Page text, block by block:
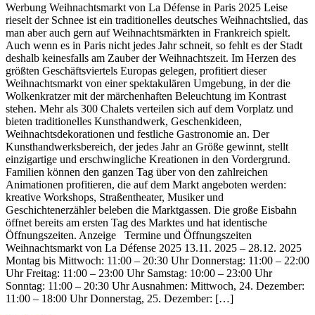
Werbung Weihnachtsmarkt von La Défense in Paris 2025 Leise
rieselt der Schnee ist ein traditionelles deutsches Weihnachtslied, das
man aber auch gern auf Weihnachtsmärkten in Frankreich spielt.
Auch wenn es in Paris nicht jedes Jahr schneit, so fehlt es der Stadt
deshalb keinesfalls am Zauber der Weihnachtszeit. Im Herzen des
größten Geschäftsviertels Europas gelegen, profitiert dieser
Weihnachtsmarkt von einer spektakulären Umgebung, in der die
Wolkenkratzer mit der märchenhaften Beleuchtung im Kontrast
stehen. Mehr als 300 Chalets verteilen sich auf dem Vorplatz und
bieten traditionelles Kunsthandwerk, Geschenkideen,
Weihnachtsdekorationen und festliche Gastronomie an. Der
Kunsthandwerksbereich, der jedes Jahr an Größe gewinnt, stellt
einzigartige und erschwingliche Kreationen in den Vordergrund.
Familien können den ganzen Tag über von den zahlreichen
Animationen profitieren, die auf dem Markt angeboten werden:
kreative Workshops, Straßentheater, Musiker und
Geschichtenerzähler beleben die Marktgassen. Die große Eisbahn
öffnet bereits am ersten Tag des Marktes und hat identische
Öffnungszeiten. Anzeige Termine und Öffnungszeiten
Weihnachtsmarkt von La Défense 2025 13.11. 2025 – 28.12. 2025
Montag bis Mittwoch: 11:00 – 20:30 Uhr Donnerstag: 11:00 – 22:00
Uhr Freitag: 11:00 – 23:00 Uhr Samstag: 10:00 – 23:00 Uhr
Sonntag: 11:00 – 20:30 Uhr Ausnahmen: Mittwoch, 24. Dezember:
11:00 – 18:00 Uhr Donnerstag, 25. Dezember: […]